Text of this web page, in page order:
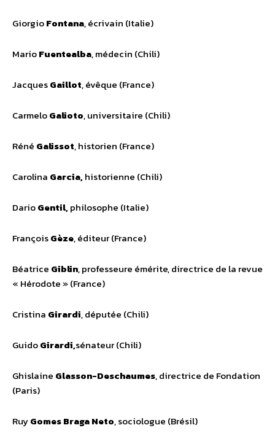
GiorgioFontana, écrivain (Italie)
MarioFuentealba, médecin (Chili)
JacquesGaillot, évêque (France)
CarmeloGalioto, universitaire (Chili)
Réné Galissot, historien (France)
Carolina Garcia,historienne (Chili)
DarioGentil,philosophe (Italie)
FrançoisGèze, éditeur (France)
Béatrice Giblin, professeure émérite, directrice de la revue
« Hérodote » (France)
Cristina Girardi, députée (Chili)
GuidoGirardi,sénateur (Chili)
Ghislaine Glasson-Deschaumes, directrice de Fondation
(Paris)
RuyGomes Braga Neto, sociologue (Brésil)